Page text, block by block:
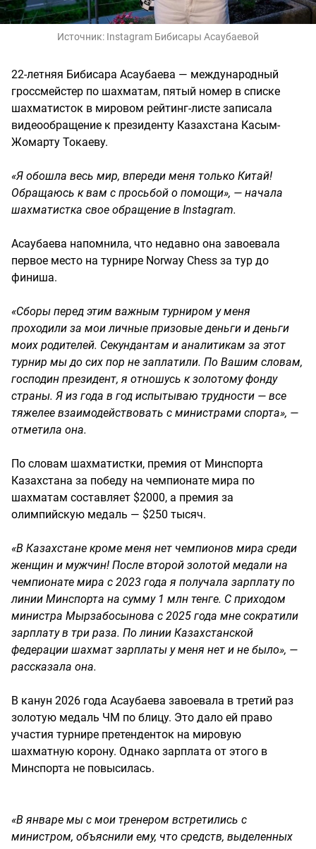
Источник: Instagram Бибисары Асаубаевой
22-летняя Бибисара Асаубаева — международный
гроссмейстер по шахматам, пятый номер в списке
шахматисток в мировом рейтинг-листе записала
видеообращение к президенту Казахстана Касым-
Жомарту Токаеву.
«Я обошла весь мир, впереди меня только Китай!
Обращаюсь к вам с просьбой о помощи», — начала
шахматистка свое обращение в Instagram.
Асаубаева напомнила, что недавно она завоевала
первое место на турнире Norway Chess за тур до
финиша.
«Сборы перед этим важным турниром у меня
проходили за мои личные призовые деньги и деньги
моих родителей. Секундантам и аналитикам за этот
турнир мы до сих пор не заплатили. По Вашим словам,
господин президент, я отношусь к золотому фонду
страны. Я из года в год испытываю трудности — все
тяжелее взаимодействовать с министрами спорта», —
отметила она.
По словам шахматистки, премия от Минспорта
Казахстана за победу на чемпионате мира по
шахматам составляет $2000, а премия за
олимпийскую медаль — $250 тысяч.
«В Казахстане кроме меня нет чемпионов мира среди
женщин и мужчин! После второй золотой медали на
чемпионате мира с 2023 года я получала зарплату по
линии Минспорта на сумму 1 млн тенге. С приходом
министра Мырзабосынова с 2025 года мне сократили
зарплату в три раза. По линии Казахстанской
федерации шахмат зарплаты у меня нет и не было», —
рассказала она.
В канун 2026 года Асаубаева завоевала в третий раз
золотую медаль ЧМ по блицу. Это дало ей право
участия турнире претенденток на мировую
шахматную корону. Однако зарплата от этого в
Минспорта не повысилась.
«В январе мы с мои тренером встретились с
министром, объяснили ему, что средств, выделенных